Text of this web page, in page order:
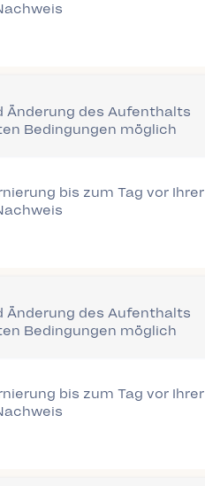
Änderung des Aufenthalts
Bedingungen möglich
bis zum Tag vor Ihrer
Änderung des Aufenthalts
Bedingungen möglich
bis zum Tag vor Ihrer